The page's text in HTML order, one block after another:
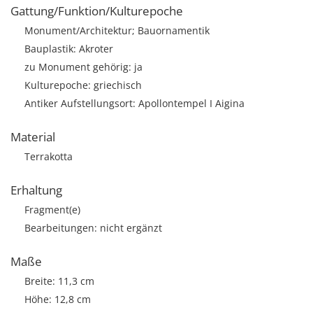
Gattung/Funktion/Kulturepoche
Monument/Architektur; Bauornamentik
Bauplastik: Akroter
zu Monument gehörig: ja
Kulturepoche: griechisch
Antiker Aufstellungsort: Apollontempel I Aigina
Material
Terrakotta
Erhaltung
Fragment(e)
Bearbeitungen: nicht ergänzt
Maße
Breite: 11,3 cm
Höhe: 12,8 cm